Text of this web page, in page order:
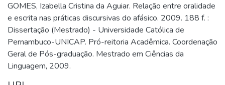
GOMES, Izabella Cristina da Aguiar. Relação entre oralidade
e escrita nas práticas discursivas do afásico. 2009. 188 f. :
Dissertação (Mestrado) - Universidade Católica de
Pernambuco-UNICAP. Pró-reitoria Acadêmica. Coordenação
Geral de Pós-graduação. Mestrado em Ciências da
Linguagem, 2009.